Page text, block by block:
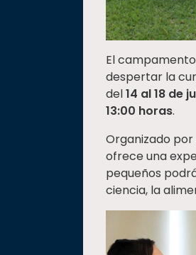
El
despertar la
del14 al 18 de
13:00 horas.
Organizado por
ofrece una
pequeños
ciencia, la